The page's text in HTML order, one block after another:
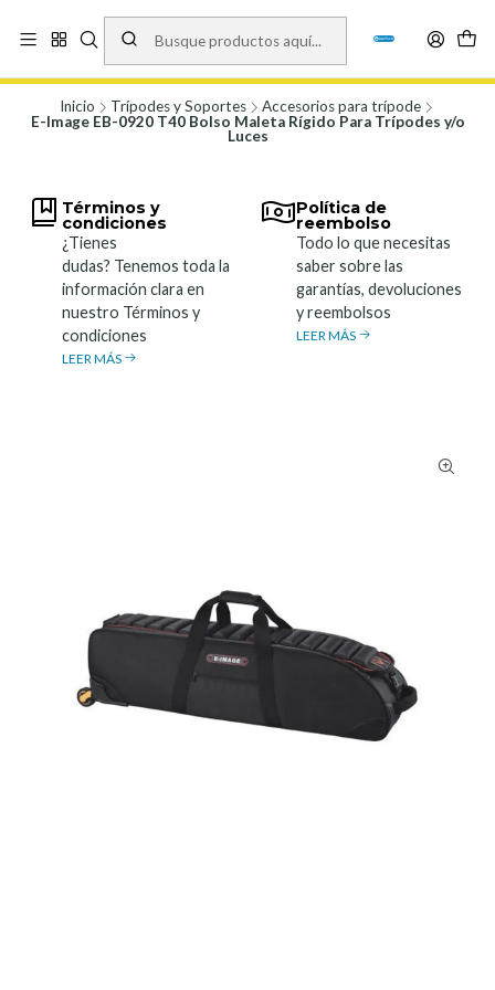
Vísita nuestro local en Los Agustinos 5478, Ñuñoa. Lunes a Viernes 9.30 a
19.00, Sábados 10:00 a 19:00 y Domingos de 10:00 a 17:00
Inicio Trípodes y Soportes
Accesorios para trípode
E-Image EB-0920 T40 Bolso Maleta Rígido Para Trípodes y/o
Luces
Términos y
condiciones
¿Tienes
dudas? Tenemos toda la
información clara en
nuestro Términos y
condiciones
LEER MÁS
Política de
reembolso
Todo lo que necesitas
saber sobre las
garantías, devoluciones
y reembolsos
LEER MÁS